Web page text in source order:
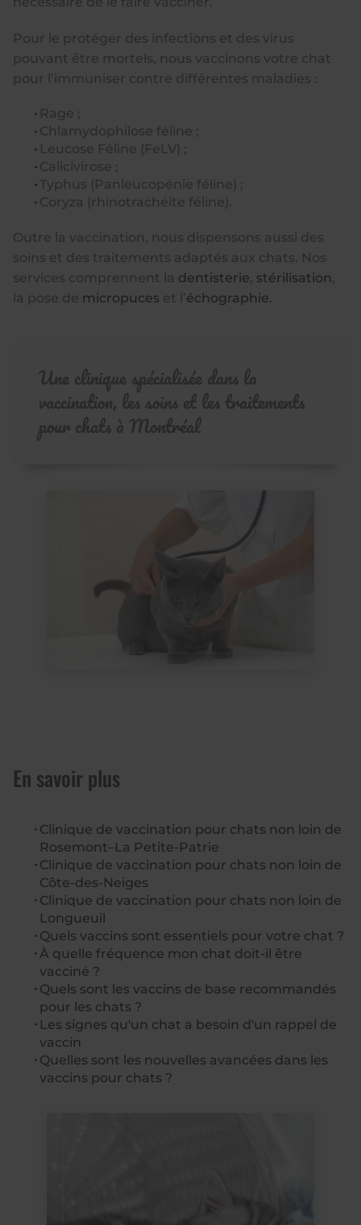
Pour le protéger des infections et des virus
pouvant être mortels, nous vaccinons votre chat
pour l’immuniser contre différentes maladies :
Rage ;
Chlamydophilose féline ;
Leucose Féline (FeLV) ;
Calicivirose ;
Typhus (Panleucopénie féline) ;
Coryza (rhinotrachéite féline).
Outre la vaccination, nous dispensons aussi des
soins et des traitements adaptés aux chats. Nos
services comprennent la dentisterie, stérilisation,
la pose de micropuces et l’échographie.
Une clinique spécialisée dans la
vaccination, les soins et les traitements
pour chats à Montréal
En savoir plus
Clinique de vaccination pour chats non loin de
Rosemont–La Petite-Patrie
Clinique de vaccination pour chats non loin de
Côte-des-Neiges
Clinique de vaccination pour chats non loin de
Longueuil
Quels vaccins sont essentiels pour votre chat ?
À quelle fréquence mon chat doit-il être
vacciné ?
Quels sont les vaccins de base recommandés
pour les chats ?
Les signes qu'un chat a besoin d'un rappel de
vaccin
Quelles sont les nouvelles avancées dans les
vaccins pour chats ?